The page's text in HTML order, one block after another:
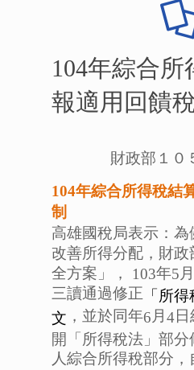
104年綜合所
報適用回饋
財政部１０
104年綜合所得稅結
制
高雄國稅局表示：為
改善所得分配，財
全方案」，
103年5 月
三讀通過修正 「所
文 ，並於同年6 月4
開「所得稅法」部
人綜合所得稅部分，